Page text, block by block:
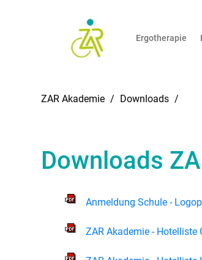
Ergotherapie
ZAR Akademie Downloads
Downloads
Anmeldung Schule -
ZAR Akademie - Hotelliste